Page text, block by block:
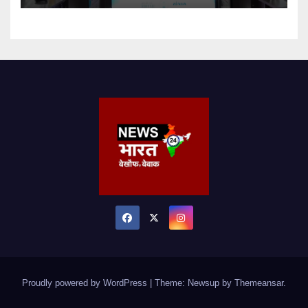
Proudly powered by WordPress Theme: Newsup by Themeansar.